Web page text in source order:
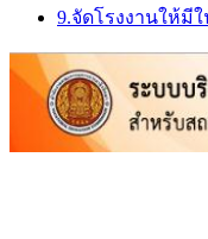
9.จัดโรงงานให้มี